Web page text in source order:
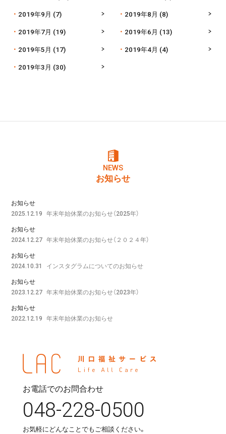
2019年9月 (7) 2019年8月 (8)
2019年7月 (19) 2019年6月 (13)
2019年5月 (17) 2019年4月 (4)
2019年3月 (30)
NEWS
お知らせ
2025.12.19
お知らせ
年末年始休業のお知らせ（2025年）
2024.12.27
お知らせ
年末年始休業のお知らせ（２０２４年）
2024.10.31
お知らせ
インスタグラムについてのお知らせ
2023.12.27
お知らせ
年末年始休業のお知らせ（2023年）
2022.12.19
お知らせ
年末年始休業のお知らせ
お電話でのお問合わせ
048-228-0500
お気軽にどんなことでもご相談ください。